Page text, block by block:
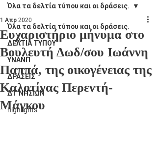
Όλα τα δελτία τύπου και οι δράσεις.
ΔΕΛΤΙΑ ΤΥΠΟΥ
ΥΝΑΝΠ
ΔΡΑΣΕΙΣ
ΔΤ ΝΗΣΙΩΝ
highlights
Όλα τα δελτία τύπου και οι δράσεις.
Ευχαριστήριο μήνυμα στο
Βουλευτή Δωδ/σου Ιωάννη
Παππά, της οικογένειας της
Καλοτίνας Περεντή-
Μάγκου
1 Απρ 2020